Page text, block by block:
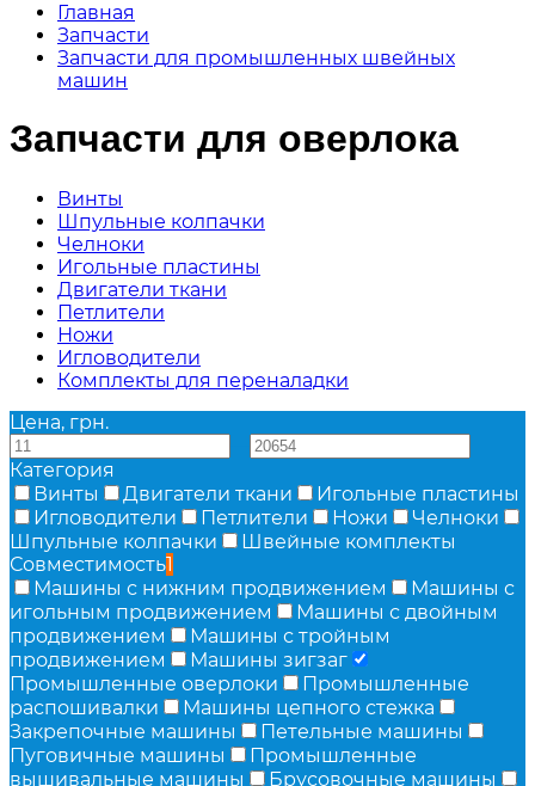
Главная
Запчасти
Запчасти для промышленных швейных
машин
Запчасти для оверлока
Винты
Шпульные колпачки
Челноки
Игольные пластины
Двигатели ткани
Петлители
Ножи
Игловодители
Комплекты для переналадки
Цена, грн.
Категория
Винты
Двигатели ткани
Игольные пластины
Игловодители
Петлители Ножи
Челноки
Шпульные колпачки
Швейные комплекты
Совместимость1
Машины с нижним продвижением
Машины с
игольным продвижением
Машины с двойным
продвижением
Машины с тройным
продвижением
Машины зигзаг
Промышленные оверлоки
Промышленные
распошивалки
Машины цепного стежка
Закрепочные машины
Петельные машины
Пуговичные машины
Промышленные
вышивальные машины
Брусовочные машины